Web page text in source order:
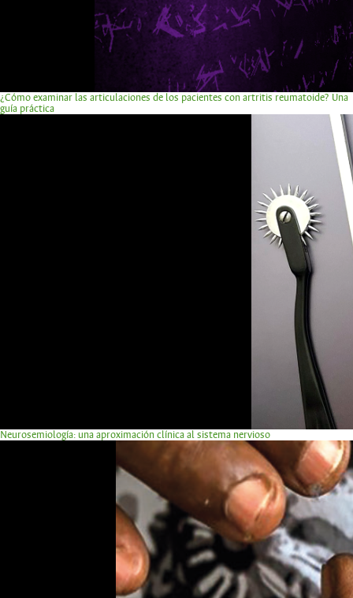
¿Cómo examinar las articulaciones de los pacientes con artritis reumatoide? Una
guía práctica
Neurosemiología: una aproximación clínica al sistema nervioso